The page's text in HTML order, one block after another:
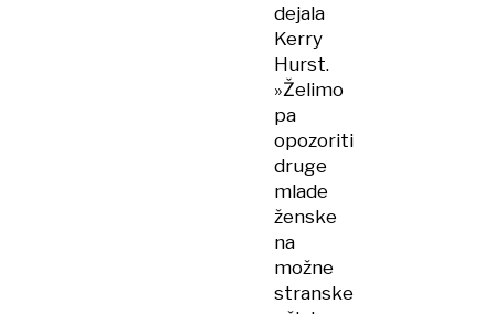
dejala
Kerry
Hurst.
»Želimo
pa
opozoriti
druge
mlade
ženske
na
možne
stranske